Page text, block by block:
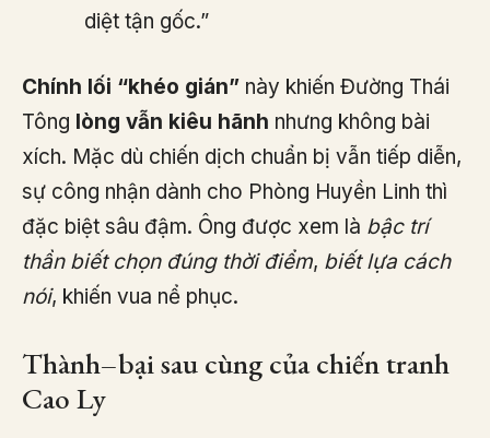
diệt tận gốc.”
Chính lối “khéo gián” này khiến Đường Thái
Tông lòng vẫn kiêu hãnh nhưng không bài
xích. Mặc dù chiến dịch chuẩn bị vẫn tiếp diễn,
sự công nhận dành cho Phòng Huyền Linh thì
đặc biệt sâu đậm. Ông được xem là bậc trí
thần biết chọn đúng thời điểm, biết lựa cách
nói, khiến vua nể phục.
Thành–bại sau cùng của chiến tranh
Cao Ly